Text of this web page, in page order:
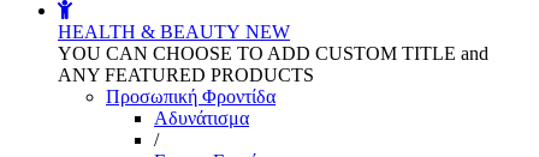
HEALTH & BEAUTY NEW
YOU CAN CHOOSE TO ADD CUSTOM TITLE and
ANY FEATURED PRODUCTS
Προσωπική Φροντίδα
Αδυνάτισμα
/